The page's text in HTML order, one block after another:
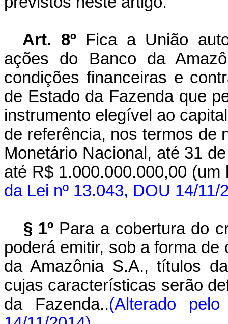
Art. 8º Fica a União
ações do Banco da
condições financeiras e
de Estado da Fazenda que
instrumento elegível ao
de referência, nos termos de
Monetário Nacional, até 31
até R$ 1.000.000.000,00 (um
da Lei nº 13.043, DOU 14/11/
§ 1º Para a cobertura do
poderá emitir, sob a forma
da Amazônia S.A., títulos
cujas características serão
da Fazenda..(Alterado